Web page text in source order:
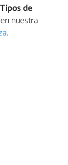
Tipos de
nuestra
.